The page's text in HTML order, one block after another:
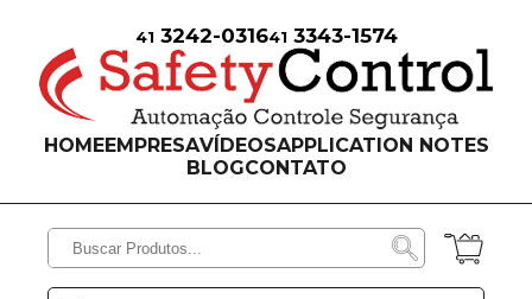
41 3242-031641 3343-1574
HOMEEMPRESAVÍDEOSAPPLICATION NOTES
BLOGCONTATO